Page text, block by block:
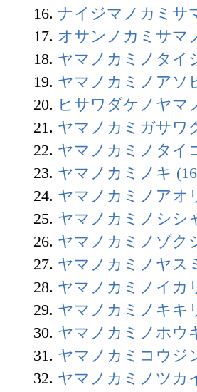
16. ナイジマノカミサ
17. オサンノカミサマ
18. ヤマノカミノタイ
19. ヤマノカミノアソ
20. ヒサワダケノヤマ
21. ヤマノカミガサワ
22. ヤマノカミノタイ
23. ヤマノカミノキ
24. ヤマノカミノアオ
25. ヤマノカミノシシ
26. ヤマノカミノゾク
27. ヤマノカミノヤス
28. ヤマノカミノイカ
29. ヤマノカミノキキ
30. ヤマノカミノホウ
31. ヤマノカミコウジ
32. ヤマノカミノツカ